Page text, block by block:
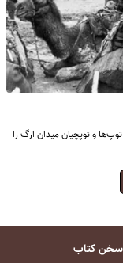
و توپچیان میدان ارگ را
سخن کتاب